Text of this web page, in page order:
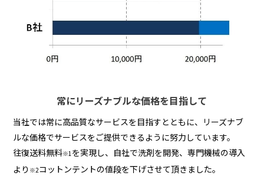
常にリーズナブルな価格を目指して
当社では常に高品質なサービスを目指すとともに、リーズナブ
ルな価格でサービスをご提供できるように努力しています。
往復送料無料※1を実現し、自社で洗剤を開発、専門機械の導入
より ※2コットンテントの値段を下げさせて頂きました。